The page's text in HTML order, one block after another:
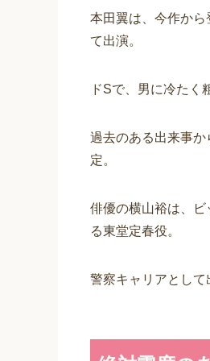
本田翼は、今作から
て出演。
ドSで、男に冷たく
過去のある出来事
定。
俳優の横山裕は、ビ
る東堂定春役。
警察キャリアとし